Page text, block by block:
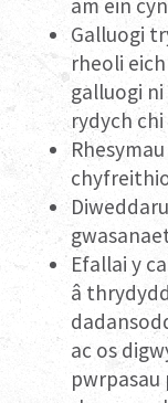
am ein
Galluogi
rheoli
galluogi
rydych
Efallai y
â
ac os
pwrpasau